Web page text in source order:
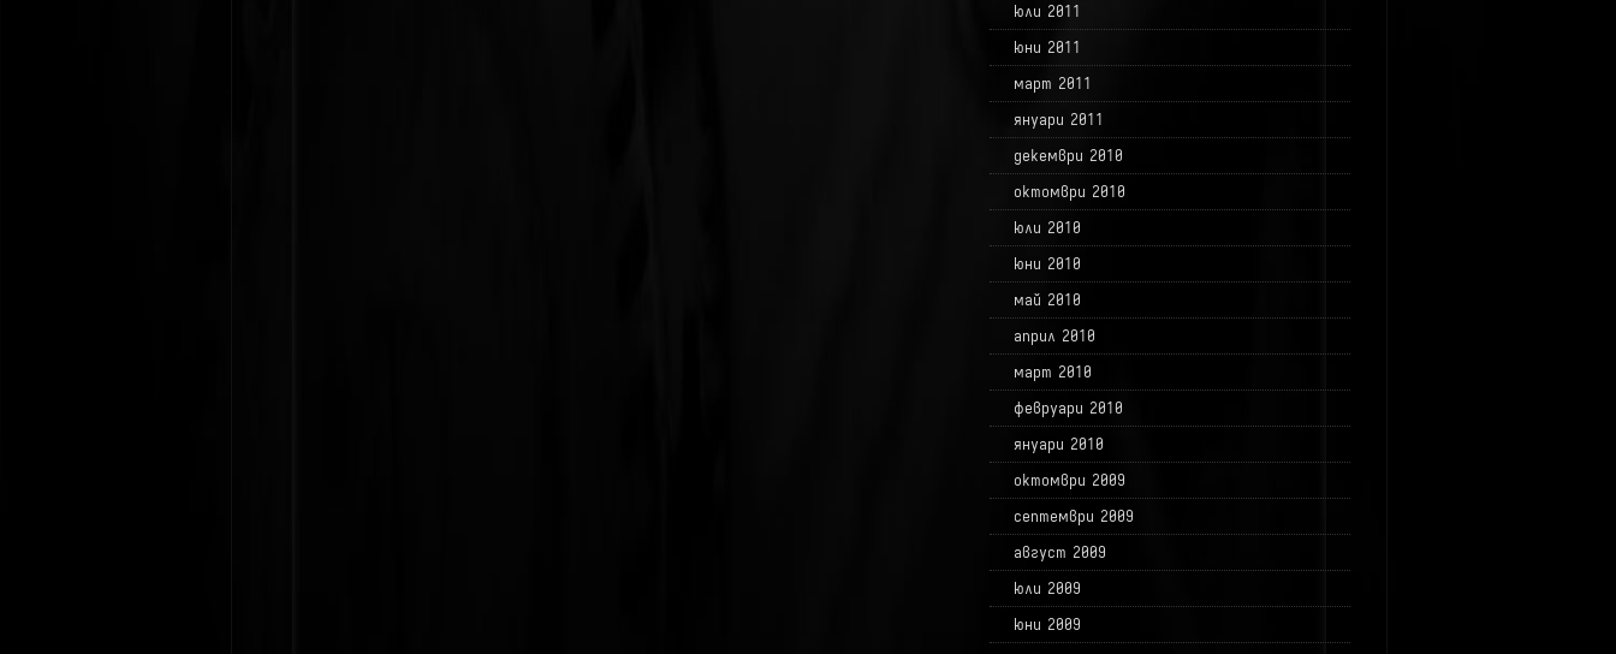
юли 2011
юни 2011
март 2011
януари 2011
декември 2010
октомври 2010
юли 2010
юни 2010
май 2010
април 2010
март 2010
февруари 2010
януари 2010
октомври 2009
септември 2009
август 2009
юли 2009
юни 2009